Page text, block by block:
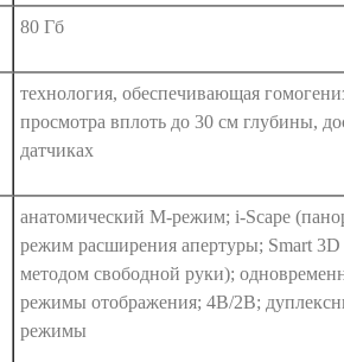
80 Гб
технология, обеспечивающая
просмотра вплоть до 30 см глубины,
датчиках
анатомический М-режим; i-Scape
режим расширения апертуры; Smart 3D
методом свободной руки);
режимы отображения; 4В/2В;
режимы